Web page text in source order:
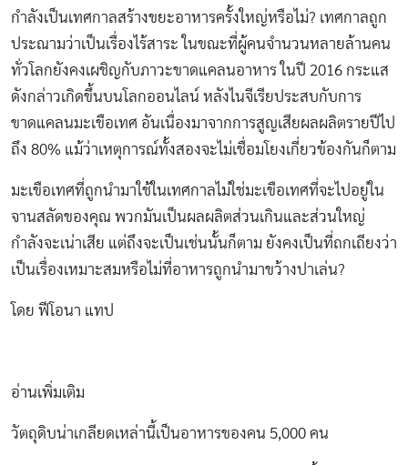
กำลังเป็นเทศกาลสร้างขยะอาหารครั้งใหญ่หรือไม่? เทศกาลถูก
ประณามว่าเป็นเรื่องไร้สาระ ในขณะที่ผู้คนจำนวนหลายล้านคน
ทั่วโลกยังคงเผชิญกับภาวะขาดแคลนอาหาร ในปี 2016 กระแส
ดังกล่าวเกิดขึ้นบนโลกออนไลน์ หลังไนจีเรียประสบกับการ
ขาดแคลนมะเขือเทศ อันเนื่องมาจากการสูญเสียผลผลิตรายปีไป
ถึง 80% แม้ว่าเหตุการณ์ทั้งสองจะไม่เชื่อมโยงเกี่ยวข้องกันก็ตาม
มะเขือเทศที่ถูกนำมาใช้ในเทศกาลไม่ใช่มะเขือเทศที่จะไปอยู่ใน
จานสลัดของคุณ พวกมันเป็นผลผลิตส่วนเกินและส่วนใหญ่
กำลังจะเน่าเสีย แต่ถึงจะเป็นเช่นนั้นก็ตาม ยังคงเป็นที่ถกเถียงว่า
เป็นเรื่องเหมาะสมหรือไม่ที่อาหารถูกนำมาขว้างปาเล่น?
โดย ฟีโอนา แทป
อ่านเพิ่มเติม
วัตถุดิบน่าเกลียดเหล่านี้เป็นอาหารของคน 5,000 คน